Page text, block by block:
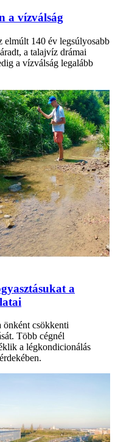
a vízválság
elmúlt 140 év legsúlyosabb
a talajvíz drámai
a vízválság legalább
a
csökkenti
Több cégnél
a légkondicionálás